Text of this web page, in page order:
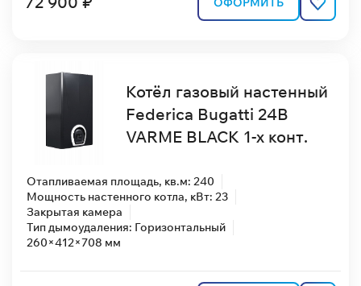
Котёл газовый настенный
Federica Bugatti 24В
VARME BLACK 1-х конт.
Отапливаемая площадь, кв.м: 240
Мощность настенного котла, кВт: 23
Закрытая камера
Тип дымоудаления: Горизонтальный
260×412×708 мм